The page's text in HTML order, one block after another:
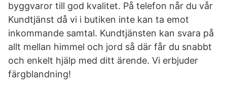
byggvaror till god kvalitet. På telefon når du vår
Kundtjänst då vi i butiken inte kan ta emot
inkommande samtal. Kundtjänsten kan svara på
allt mellan himmel och jord så där får du snabbt
och enkelt hjälp med ditt ärende. Vi erbjuder
färgblandning!